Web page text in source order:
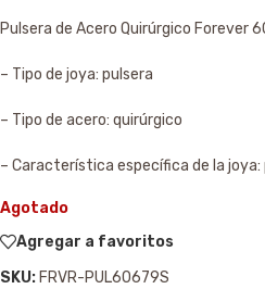
Pulsera de Acero Quirúrgico Forever
– Tipo de joya: pulsera
– Tipo de acero: quirúrgico
– Característica específica de la
Agotado
Agregar a favoritos
SKU: FRVR-PUL60679S